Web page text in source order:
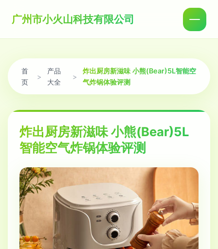
广州市小火山科技有限公司
首
页
>
产品
大全
>
炸出厨房新滋味 小熊(Bear)5L智能空
气炸锅体验评测
炸出厨房新滋味 小熊(Bear)5L
智能空气炸锅体验评测